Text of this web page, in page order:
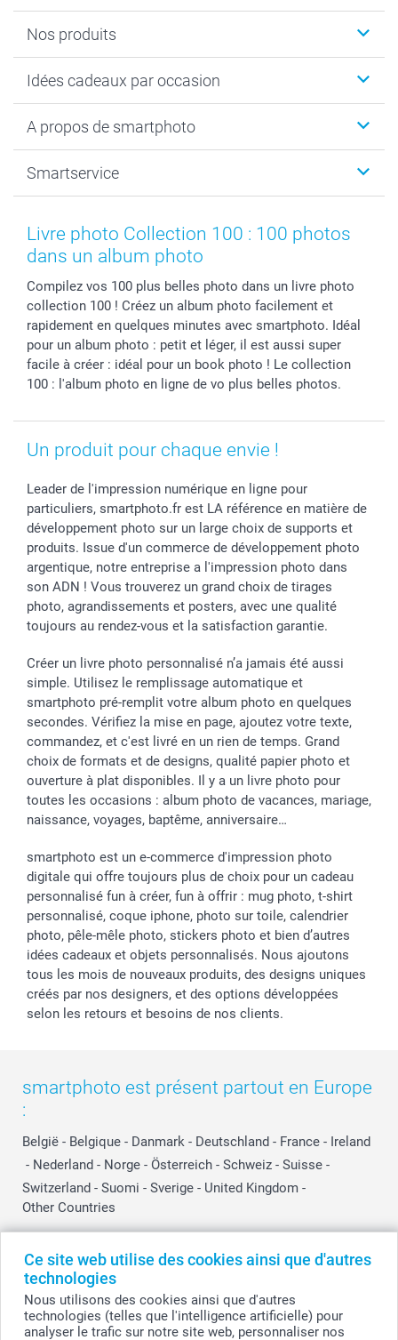
Ce site web utilise des cookies ainsi que d'autres
technologies
Nous utilisons des cookies ainsi que d'autres
technologies (telles que l'intelligence artificielle) pour
analyser le trafic sur notre site web, personnaliser nos
Nos produits
Calendrier photo & Agenda photo
Tirage photo & agrandissement
Faire-part & Cartes
Coques smartphone
Stickers & Etiquettes
Dénicheur d'idées cadeau
Idées cadeaux par occasion
Anniversaire
Naissance & baptême
Fête des Mères
Fête des Pères
Baptême
Toussaint
Rentrée des classes
Saint-Valentin
Vacances
A propos de smartphoto
Plan du site
Droit de rétraction
Plaintes
Gestion des cookies
Tarifs
Partenariats & Influence
Investisseurs
Smartservice
Aide
smartbonus
Livraison
Modes de paiement
Grandes quantités
Statut de ma commande
Livre photo Collection 100 : 100 photos
dans un album photo
Compilez vos 100 plus belles photo dans un livre photo
collection 100 ! Créez un album photo facilement et
rapidement en quelques minutes avec smartphoto. Idéal
pour un album photo : petit et léger, il est aussi super
facile à créer : idéal pour un book photo ! Le collection
100 : l'album photo en ligne de vo plus belles photos.
Un produit pour chaque envie !
Leader de l'impression numérique en ligne pour
particuliers, smartphoto.fr est LA référence en matière de
développement photo sur un large choix de supports et
produits. Issue d'un commerce de développement photo
argentique, notre entreprise a l'impression photo dans
son ADN ! Vous trouverez un grand choix de tirages
photo, agrandissements et posters, avec une qualité
toujours au rendez-vous et la satisfaction garantie.
Créer un livre photo personnalisé n’a jamais été aussi
simple. Utilisez le remplissage automatique et
smartphoto pré-remplit votre album photo en quelques
secondes. Vérifiez la mise en page, ajoutez votre texte,
commandez, et c'est livré en un rien de temps. Grand
choix de formats et de designs, qualité papier photo et
ouverture à plat disponibles. Il y a un livre photo pour
toutes les occasions : album photo de vacances, mariage,
naissance, voyages, baptême, anniversaire…
smartphoto est un e-commerce d'impression photo
digitale qui offre toujours plus de choix pour un cadeau
personnalisé fun à créer, fun à offrir : mug photo, t-shirt
personnalisé, coque iphone, photo sur toile, calendrier
photo, pêle-mêle photo, stickers photo et bien d’autres
idées cadeaux et objets personnalisés. Nous ajoutons
tous les mois de nouveaux produits, des designs uniques
créés par nos designers, et des options développées
selon les retours et besoins de nos clients.
smartphoto est présent partout en Europe
:
België - Belgique - Danmark - Deutschland - France - Ireland
- Nederland - Norge - Österreich - Schweiz - Suisse -
Switzerland - Suomi - Sverige - United Kingdom -
Other Countries
© smartphoto group. Tous droits réservés
Tous les prix sont en EURO (€), TVA incluse et hors frais de port.